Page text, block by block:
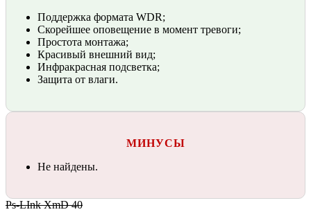
Поддержка формата WDR;
Скорейшее оповещение в момент тревоги;
Простота монтажа;
Красивый внешний вид;
Инфракрасная подсветка;
Защита от влаги.
МИНУСЫ
Не найдены.
Ps-LInk XmD 40